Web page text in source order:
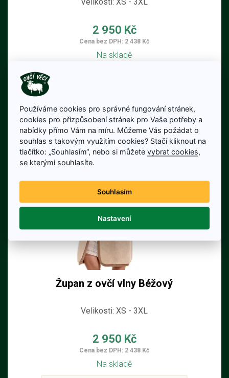
2 950 Kč
Cena bez DPH: 2 438 Kč
Na skladě
Župan z ovčí vlny Béžový
Velikosti: XS - 3XL
2 950 Kč
Cena bez DPH: 2 438 Kč
Na skladě
Používáme cookies pro správné fungování stránek,
cookies pro přizpůsobení stránek pro Vaše potřeby a
nabídky přímo Vám na míru. Můžeme Vás požádat o
souhlas s takovým využitím cookies? Stačí kliknout na
tlačítko: „Souhlasím“, nebo si můžetevybrat cookies
se kterými souhlasíte.
Souhlasím
Nastavení